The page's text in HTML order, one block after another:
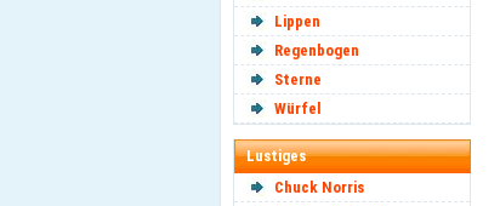
Lippen
Regenbogen
Sterne
Würfel
Lustiges
Chuck Norris